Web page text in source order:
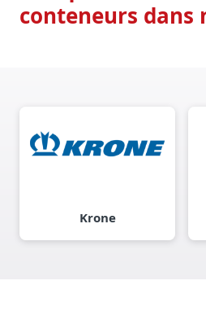
conteneurs
Krone